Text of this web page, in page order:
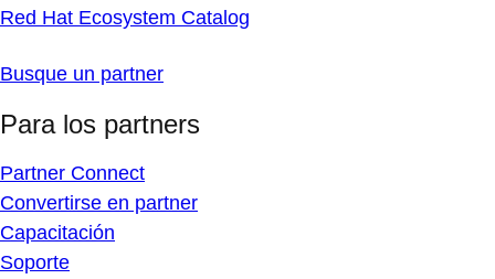
Red Hat Ecosystem Catalog
Busque un partner
Para los partners
Partner Connect
Convertirse en partner
Capacitación
Soporte